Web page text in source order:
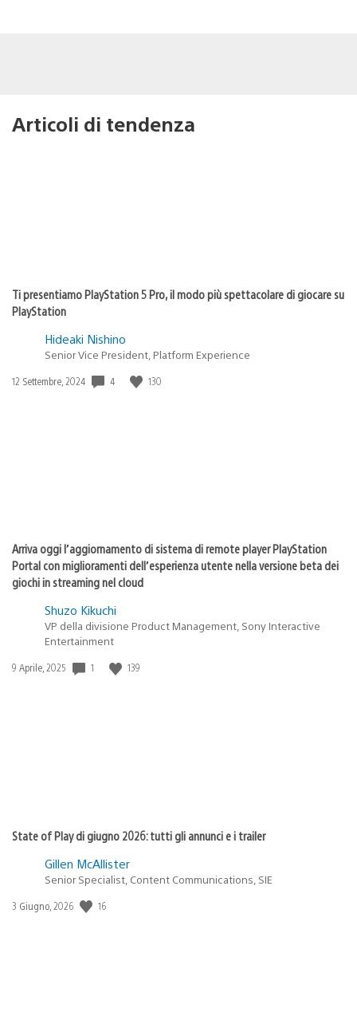
Articoli di tendenza
Ti presentiamo PlayStation 5 Pro, il modo più spettacolare di giocare su
PlayStation
Hideaki Nishino
Senior Vice President, Platform Experience
Data
12 Settembre, 2024 4 130
Arriva oggi l’aggiornamento di sistema di remote player PlayStation
Portal con miglioramenti dell’esperienza utente nella versione beta dei
giochi in streaming nel cloud
Shuzo Kikuchi
VP della divisione Product Management, Sony Interactive
Entertainment
Data
9 Aprile, 2025 1 139
State of Play di giugno 2026: tutti gli annunci e i trailer
Gillen McAllister
Senior Specialist, Content Communications, SIE
Data
3 Giugno, 2026 16